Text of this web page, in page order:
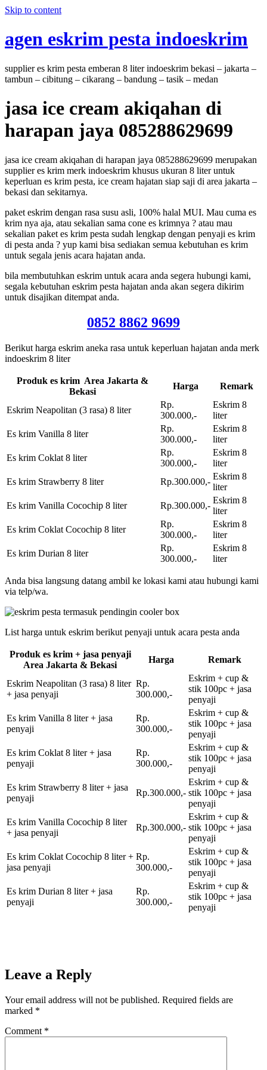
Skip to content
agen eskrim pesta indoeskrim
supplier es krim pesta emberan 8 liter indoeskrim bekasi – jakarta –
tambun – cibitung – cikarang – bandung – tasik – medan
jasa ice cream akiqahan di
harapan jaya 085288629699
jasa ice cream akiqahan di harapan jaya 085288629699 merupakan
supplier es krim merk indoeskrim khusus ukuran 8 liter untuk
keperluan es krim pesta, ice cream hajatan siap saji di area jakarta –
bekasi dan sekitarnya.
paket eskrim dengan rasa susu asli, 100% halal MUI. Mau cuma es
krim nya aja, atau sekalian sama cone es krimnya ? atau mau
sekalian paket es krim pesta sudah lengkap dengan penyaji es krim
di pesta anda ? yup kami bisa sediakan semua kebutuhan es krim
untuk segala jenis acara hajatan anda.
bila membutuhkan eskrim untuk acara anda segera hubungi kami,
segala kebutuhan eskrim pesta hajatan anda akan segera dikirim
untuk disajikan ditempat anda.
0852 8862 9699
Berikut harga eskrim aneka rasa untuk keperluan hajatan anda merk
indoeskrim 8 liter
Produk es krim Area Jakarta &
Bekasi
Harga Remark
Eskrim Neapolitan (3 rasa) 8 liter
Rp.
300.000,-
Eskrim 8
liter
Es krim Vanilla 8 liter
Rp.
300.000,-
Eskrim 8
liter
Es krim Coklat 8 liter
Rp.
300.000,-
Eskrim 8
liter
Es krim Strawberry 8 liter
Rp.300.000,-
Eskrim 8
liter
Es krim Vanilla Cocochip 8 liter
Rp.300.000,-
Eskrim 8
liter
Es krim Coklat Cocochip 8 liter
Rp.
300.000,-
Eskrim 8
liter
Es krim Durian 8 liter
Rp.
300.000,-
Eskrim 8
liter
Anda bisa langsung datang ambil ke lokasi kami atau hubungi kami
via telp/wa.
List harga untuk eskrim berikut penyaji untuk acara pesta anda
Produk es krim + jasa penyaji
Area Jakarta & Bekasi
Harga Remark
Eskrim Neapolitan (3 rasa) 8 liter
+ jasa penyaji
Rp.
300.000,-
Eskrim + cup &
stik 100pc + jasa
penyaji
Es krim Vanilla 8 liter + jasa
penyaji
Rp.
300.000,-
Eskrim + cup &
stik 100pc + jasa
penyaji
Es krim Coklat 8 liter + jasa
penyaji
Rp.
300.000,-
Eskrim + cup &
stik 100pc + jasa
penyaji
Es krim Strawberry 8 liter + jasa
penyaji
Rp.300.000,-
Eskrim + cup &
stik 100pc + jasa
penyaji
Es krim Vanilla Cocochip 8 liter
+ jasa penyaji
Rp.300.000,-
Eskrim + cup &
stik 100pc + jasa
penyaji
Es krim Coklat Cocochip 8 liter +
jasa penyaji
Rp.
300.000,-
Eskrim + cup &
stik 100pc + jasa
penyaji
Es krim Durian 8 liter + jasa
penyaji
Rp.
300.000,-
Eskrim + cup &
stik 100pc + jasa
penyaji
Leave a Reply
Your email address will not be published. Required fields are
marked *
Comment *